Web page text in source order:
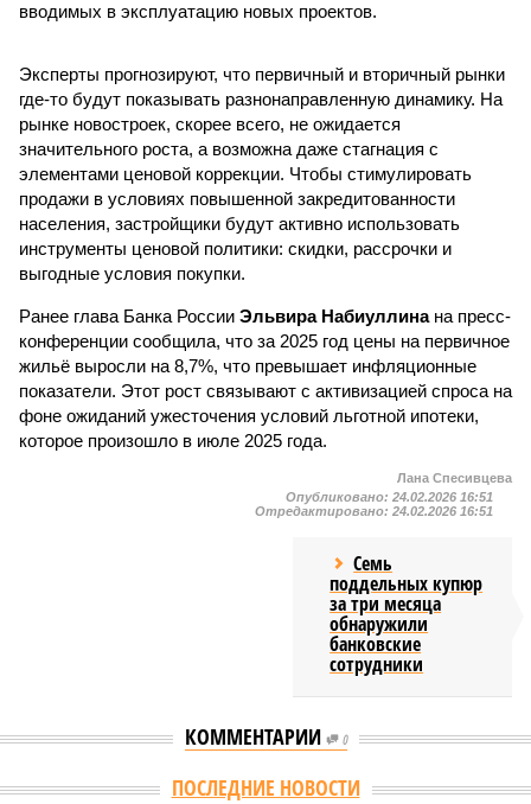
вводимых в эксплуатацию новых проектов.
Эксперты прогнозируют, что первичный и вторичный рынки
где-то будут показывать разнонаправленную динамику. На
рынке новостроек, скорее всего, не ожидается
значительного роста, а возможна даже стагнация с
элементами ценовой коррекции. Чтобы стимулировать
продажи в условиях повышенной закредитованности
населения, застройщики будут активно использовать
инструменты ценовой политики: скидки, рассрочки и
выгодные условия покупки.
Ранее глава Банка России Эльвира Набиуллинана пресс-
конференции сообщила, что за 2025 год цены на первичное
жильё выросли на 8,7%, что превышает инфляционные
показатели. Этот рост связывают с активизацией спроса на
фоне ожиданий ужесточения условий льготной ипотеки,
которое произошло в июле 2025 года.
Лана Спесивцева
Опубликовано: 24.02.2026 16:51
Отредактировано: 24.02.2026 16:51
Семь
поддельных купюр
за три месяца
обнаружили
банковские
сотрудники
КОММЕНТАРИИ 0
ПОСЛЕДНИЕ НОВОСТИ